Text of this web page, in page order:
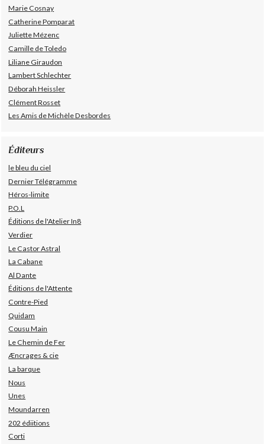
Marie Cosnay
Catherine Pomparat
Juliette Mézenc
Camille de Toledo
Liliane Giraudon
Lambert Schlechter
Déborah Heissler
Clément Rosset
Les Amis de Michèle Desbordes
Éditeurs
le bleu du ciel
Dernier Télégramme
Héros-limite
P.O.L
Éditions de l'Atelier In8
Verdier
Le Castor Astral
La Cabane
Al Dante
Éditions de l'Attente
Contre-Pied
Quidam
Cousu Main
Le Chemin de Fer
Æncrages & cie
La barque
Nous
Unes
Moundarren
202 édiitions
Corti